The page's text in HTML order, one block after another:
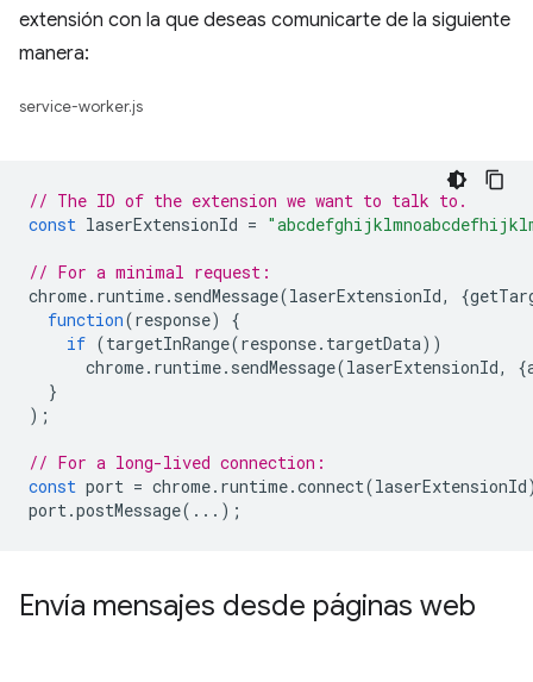
extensión con la que deseas comunicarte de la siguiente
manera:
service-worker.js
// The ID of the extension we want to talk to.
const laserExtensionId =
// For a minimal request:
chrome. runtime. sendMessage(laserExtensionId, {
function(response)
{
if (targetInRange(response. targetData))
chrome. runtime. sendMessage(laserExtensionId, {
}
);
// For a long-lived connection:
const port = chrome. runtime.connect(laserExtensionId
port.postMessage(...);
Envía mensajes desde páginas web